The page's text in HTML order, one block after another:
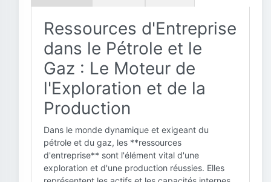
Ressources d'Entreprise
dans le Pétrole et le
Gaz : Le Moteur de
l'Exploration et de la
Production
Dans le monde dynamique et exigeant du
pétrole et du gaz, les **ressources
d'entreprise** sont l'élément vital d'une
exploration et d'une production réussies. Elles